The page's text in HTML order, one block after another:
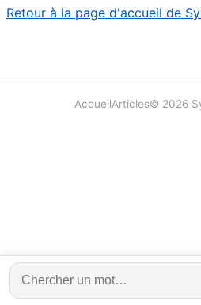
Retour à la page d'accueil de
AccueilArticles© 2026